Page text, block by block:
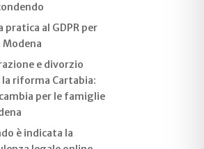
pratica al GDPR per
Modena
e divorzio
la riforma Cartabia:
per le famiglie
è indicata la